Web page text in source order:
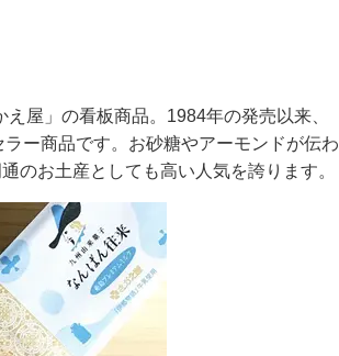
屋」の看板商品。1984年の発売以来、
ー商品です。お砂糖やアーモンドが伝わ
のお土産としても高い人気を誇ります。